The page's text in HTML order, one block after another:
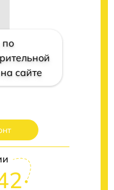
по
сайте